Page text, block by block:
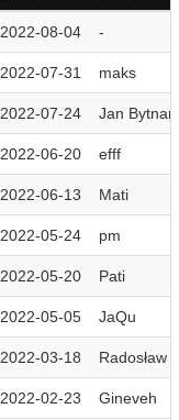
2022-08-04 -
2022-07-31 maks
2022-07-24 Jan Bytnar
2022-06-20 efff
2022-06-13 Mati
2022-05-24 pm
2022-05-20 Pati
2022-05-05 JaQu
2022-03-18 Radosław
2022-02-23 Gineveh